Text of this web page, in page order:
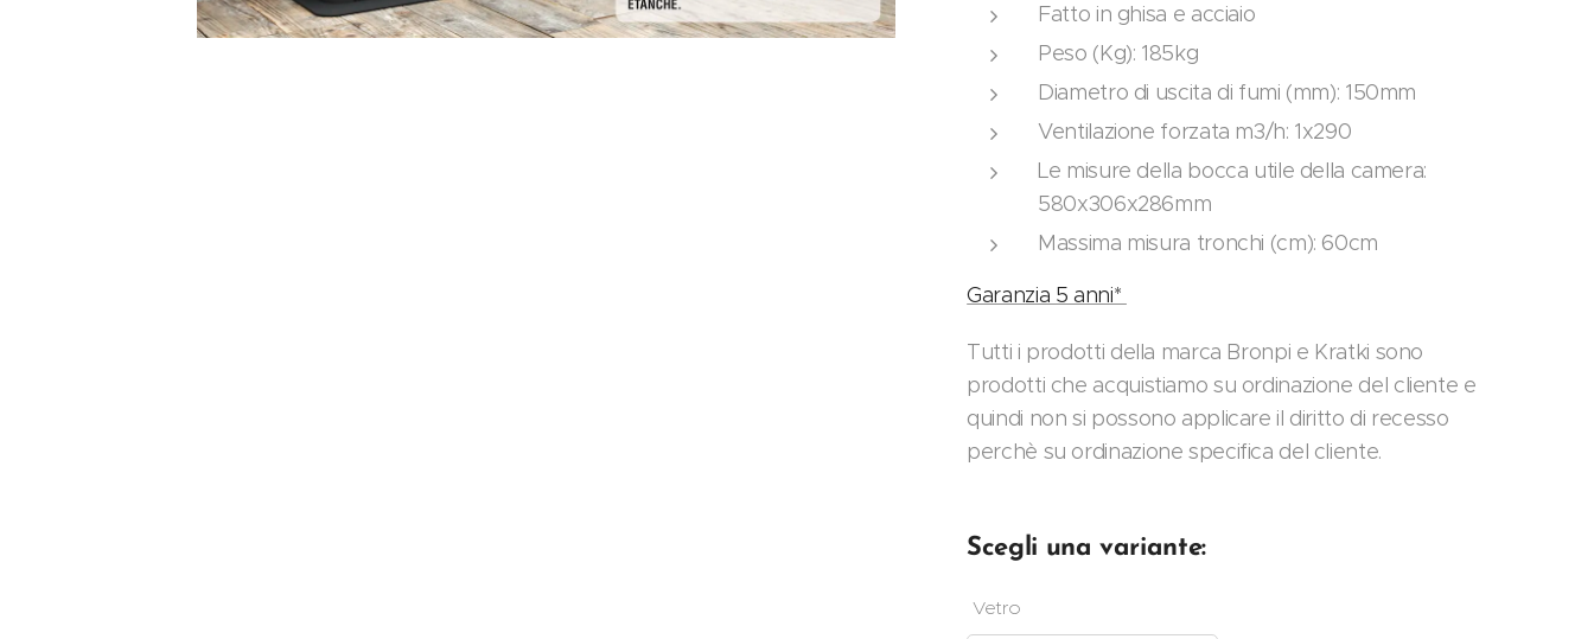
Fatto in ghisa e acciaio
Peso (Kg): 185kg
Diametro di uscita di fumi (mm): 150mm
Ventilazione forzata m3/h: 1x290
Le misure della bocca utile della camera:
580x306x286mm
Massima misura tronchi (cm): 60cm
Garanzia 5 anni*
Tutti i prodotti della marca Bronpi e Kratki sono
prodotti che acquistiamo su ordinazione del cliente e
quindi non si possono applicare il diritto di recesso
perchè su ordinazione specifica del cliente.
Scegli una variante:
Vetro